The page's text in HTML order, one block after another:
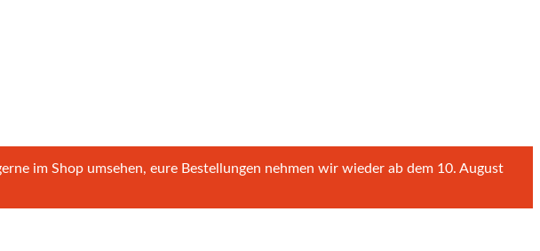
im Shop umsehen, eure Bestellungen nehmen wir wieder ab dem 10. August